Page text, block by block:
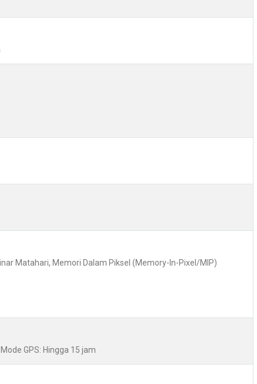
Matahari, Memori Dalam Piksel (Memory-In-Pixel/MIP)
GPS: Hingga 15 jam